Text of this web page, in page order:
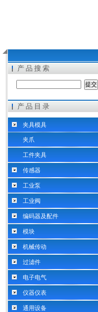
希而科工业控制设备（上海）有限公司
产品搜索
产品目录
夹具模具
夹爪
工件夹具
传感器
工业泵
工业阀
编码器及配件
模块
机械传动
过滤件
电子电气
仪器仪表
通用设备